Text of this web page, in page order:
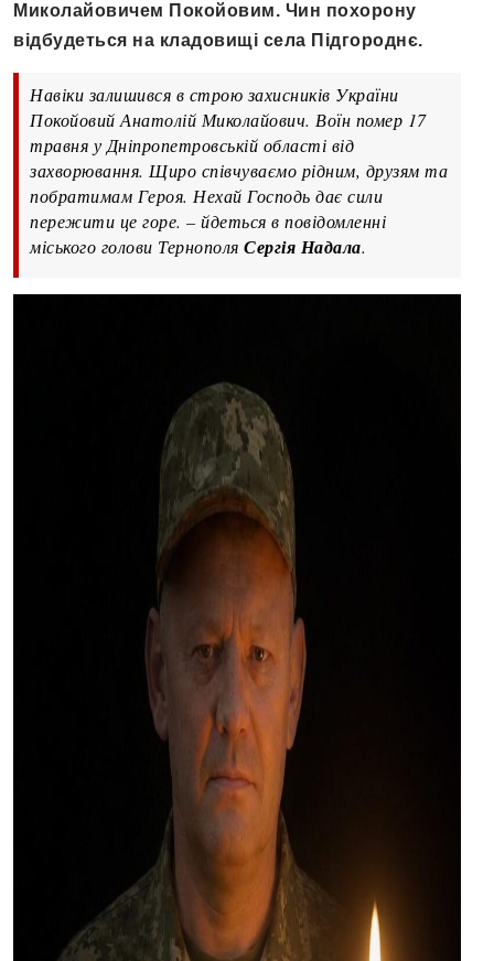
Миколайовичем Покойовим. Чин похорону
відбудеться на кладовищі села Підгороднє.
Навіки залишився в строю захисників України
Покойовий Анатолій Миколайович. Воїн помер 17
травня у Дніпропетровській області від
захворювання. Щиро співчуваємо рідним, друзям та
побратимам Героя. Нехай Господь дає сили
пережити це горе. – йдеться в повідомленні
міського голови Тернополя Сергія Надала.